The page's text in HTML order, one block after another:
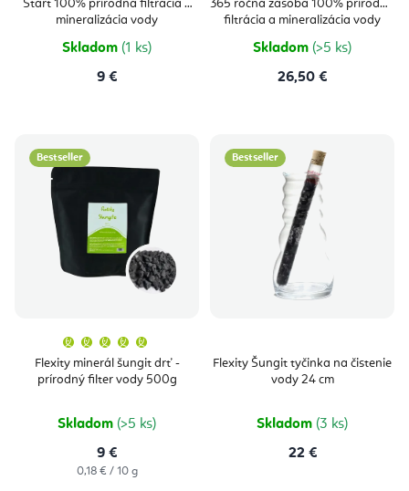
Start 100% prírodná filtrácia a
mineralizácia vody
3,0
z
5
Skladom (1 ks)
9 €
365 ročná zásoba 100% prírodná
filtrácia a mineralizácia vody
5,0
z
5
Skladom (>5 ks)
26,50 €
Bestseller
Flexity minerál šungit drť -
prírodný filter vody 500g
produktu
je
5,0
hviezdičiek.
Skladom (>5 ks)
9 €
Jednotková
0,18 € / 10 g
Bestseller
Flexity Šungit tyčinka na čistenie
vody 24 cm
Skladom (3 ks)
22 €